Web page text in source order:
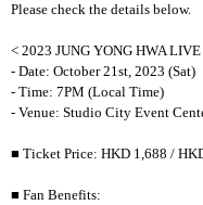
Please check the details below.
< 2023 JUNG YONG HWA LIVE
- Date: October 21st, 2023 (Sat)
- Time: 7PM (Local Time)
- Venue: Studio City Event
■ Ticket Price: HKD 1,688 /
■ Fan Benefits: